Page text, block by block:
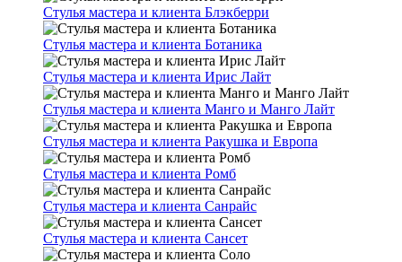
Стулья мастера и клиента Блэкберри
Стулья мастера и клиента Ботаника
Стулья мастера и клиента Ирис Лайт
Стулья мастера и клиента Манго и Манго Лайт
Стулья мастера и клиента Ракушка и Европа
Стулья мастера и клиента Ромб
Стулья мастера и клиента Санрайс
Стулья мастера и клиента Сансет